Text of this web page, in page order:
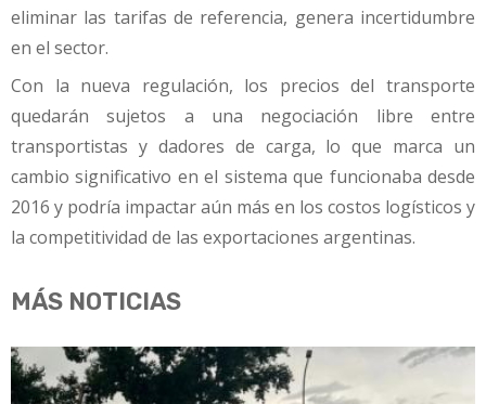
eliminar las tarifas de referencia, genera incertidumbre
en el sector.
Con la nueva regulación, los precios del transporte
quedarán sujetos a una negociación libre entre
transportistas y dadores de carga, lo que marca un
cambio significativo en el sistema que funcionaba desde
2016 y podría impactar aún más en los costos logísticos y
la competitividad de las exportaciones argentinas.
MÁS NOTICIAS